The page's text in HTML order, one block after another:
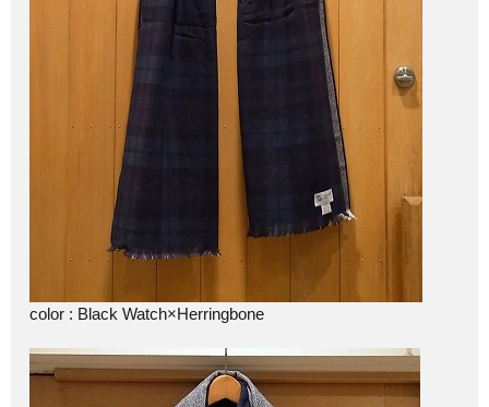
color : Black Watch×Herringbone